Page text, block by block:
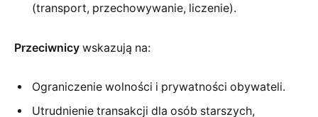
(transport, przechowywanie, liczenie).
Przeciwnicy wskazują na:
Ograniczenie wolności i prywatności obywateli.
Utrudnienie transakcji dla osób starszych,